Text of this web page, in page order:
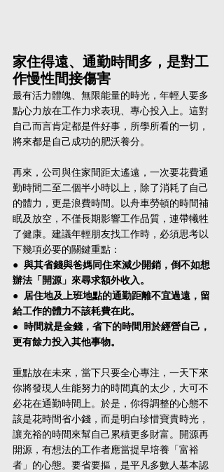
家住得遠、通勤時間多，是對工
作慢性間接傷害
最有活力體魄、無限能量的時光，年輕人要多
點心力放在工作力求表現、專心投入上。這對
自己而言肯定都是件好事，所學所看的一切，
將來都是自己成功的肥沃養分。
再來，公司與住家間距太遙遠，一次要花費通
勤時間二至二個半小時以上，除了消耗了自己
的體力，更是浪費時間。以舟車勞頓的時間補
眠及放空，不僅長期影響工作品質，連帶犧牲
了健康。建議年輕朋友找工作時，必須思考以
下幾項必要的關鍵重點：
●  與其省錢與爸媽同住來減少開銷，倒不如想
辦法「開源」來尋求額外收入。
●  居住地及上班地點的通勤距離不宜過遠，留
給工作的體力不該耗費在此。
●  時間就是金錢，省下的時間用於經營自己，
更有餘力投入其他事物。
重點放在未來，當下只要全心專注，一天下來
你將發現人生能努力的時間真的太少，大可不
必花在通勤時間上。於是，你得調整的心態不
該是花時間省小錢，而是明白珍惜寶貴時光，
讓充裕的時間來幫自己累積更多財富。開源再
開源，有想法的工作者應當提早培養「富裕
者」的心態。要省要摳，是平凡多數人基本認